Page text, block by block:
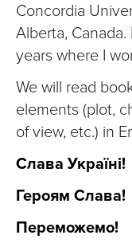
Concordia
Alberta, Canada.
years where I
We will read
elements (plot,
of view, etc.) in
Слава Україні!
Героям Слава!
Переможемо!